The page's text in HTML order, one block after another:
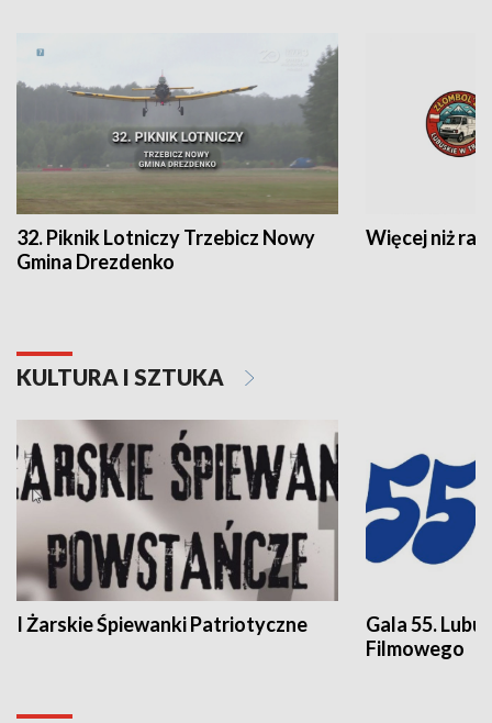
32. Piknik Lotniczy Trzebicz Nowy
Gmina Drezdenko
Więcej niż rajd
KULTURA I SZTUKA
I Żarskie Śpiewanki Patriotyczne
Gala 55.
Filmowego